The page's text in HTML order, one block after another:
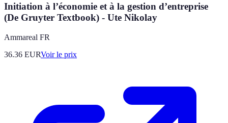
Initiation à l’économie et à la gestion d’entreprise
(De Gruyter Textbook) - Ute Nikolay
Ammareal FR
36.36 EURVoir le prix